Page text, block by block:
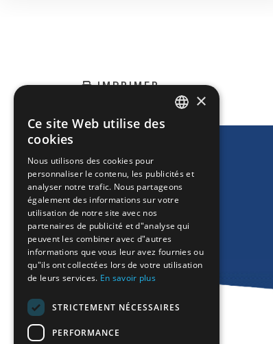
IMPRIMER
FRENCH
BULGARIAN
GERMAN
ROMANIAN
TURKISH
×
Ce site Web utilise des
cookies
Nous utilisons des cookies pour
personnaliser le contenu, les publicités et
analyser notre trafic. Nous partageons
également des informations sur votre
utilisation de notre site avec nos
partenaires de publicité et d"analyse qui
peuvent les combiner avec d"autres
informations que vous leur avez fournies ou
qu"ils ont collectées lors de votre utilisation
de leurs services. En savoir plus
STRICTEMENT NÉCESSAIRES
PERFORMANCE